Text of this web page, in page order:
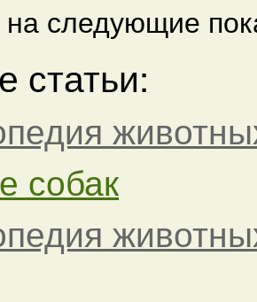
следующие
статьи:
собак